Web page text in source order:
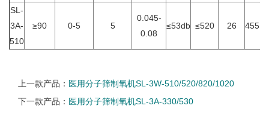
SL-
3A-
510
≥90 0-5 5
0.045-
0.08
≤53db ≤520 26
上一款产品： 医用分子筛制氧机SL-3W-510/520/820/1020
下一款产品： 医用分子筛制氧机SL-3A-330/530